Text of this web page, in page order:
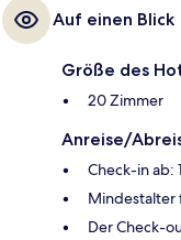
Auf einen Blick
Größe des
20 Zimmer
Anreise/
Check-in ab:
Mindestalter
Der Check-